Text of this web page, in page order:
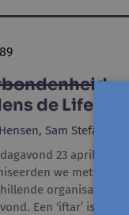
de Life Iftar
Sam Stefani
23 april
we met
organisaties een
Een ‘iftar’ is het